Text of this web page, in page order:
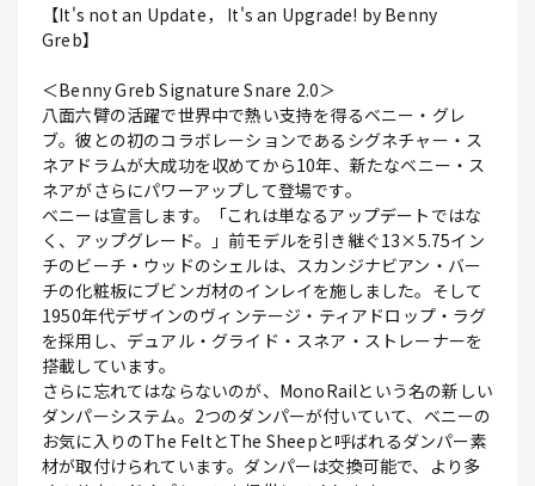
【It's not an Update， It's an Upgrade! by Benny
Greb】
＜Benny Greb Signature Snare 2.0＞
八面六臂の活躍で世界中で熱い支持を得るベニー・グレ
ブ。彼との初のコラボレーションであるシグネチャー・ス
ネアドラムが大成功を収めてから10年、新たなベニー・ス
ネアがさらにパワーアップして登場です。
ベニーは宣言します。「これは単なるアップデートではな
く、アップグレード。」前モデルを引き継ぐ13×5.75イン
チのビーチ・ウッドのシェルは、スカンジナビアン・バー
チの化粧板にブビンガ材のインレイを施しました。そして
1950年代デザインのヴィンテージ・ティアドロップ・ラグ
を採用し、デュアル・グライド・スネア・ストレーナーを
搭載しています。
さらに忘れてはならないのが、MonoRailという名の新しい
ダンパーシステム。2つのダンパーが付いていて、ベニーの
お気に入りのThe FeltとThe Sheepと呼ばれるダンパー素
材が取付けられています。ダンパーは交換可能で、より多